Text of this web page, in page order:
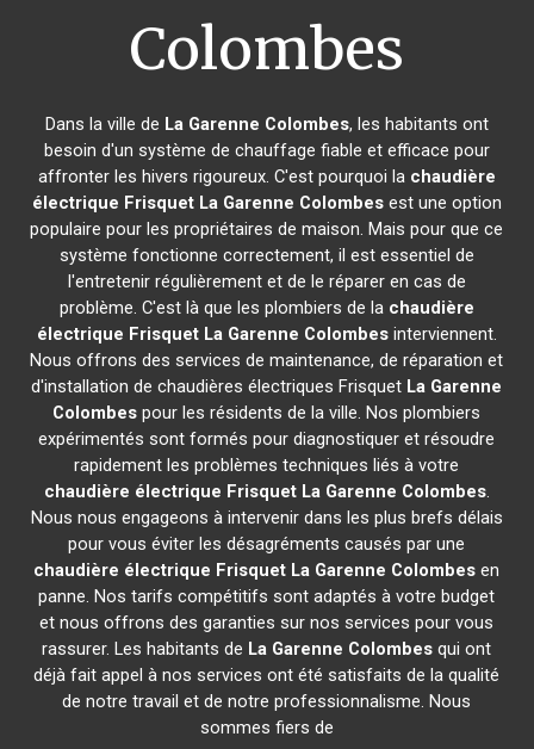
Colombes
Dans la ville de La Garenne Colombes, les habitants ont
besoin d'un système de chauffage fiable et efficace pour
affronter les hivers rigoureux. C'est pourquoi la chaudière
électrique Frisquet La Garenne Colombesest une option
populaire pour les propriétaires de maison. Mais pour que ce
système fonctionne correctement, il est essentiel de
l'entretenir régulièrement et de le réparer en cas de
problème. C'est là que les plombiers de la chaudière
électrique Frisquet La Garenne Colombesinterviennent.
Nous offrons des services de maintenance, de réparation et
d'installation de chaudières électriques Frisquet La Garenne
Colombes pour les résidents de la ville. Nos plombiers
expérimentés sont formés pour diagnostiquer et résoudre
rapidement les problèmes techniques liés à votre
chaudière électrique Frisquet La Garenne Colombes.
Nous nous engageons à intervenir dans les plus brefs délais
pour vous éviter les désagréments causés par une
chaudière électrique Frisquet La Garenne Colombes en
panne. Nos tarifs compétitifs sont adaptés à votre budget
et nous offrons des garanties sur nos services pour vous
rassurer. Les habitants de La Garenne Colombes qui ont
déjà fait appel à nos services ont été satisfaits de la qualité
de notre travail et de notre professionnalisme. Nous
sommes fiers de